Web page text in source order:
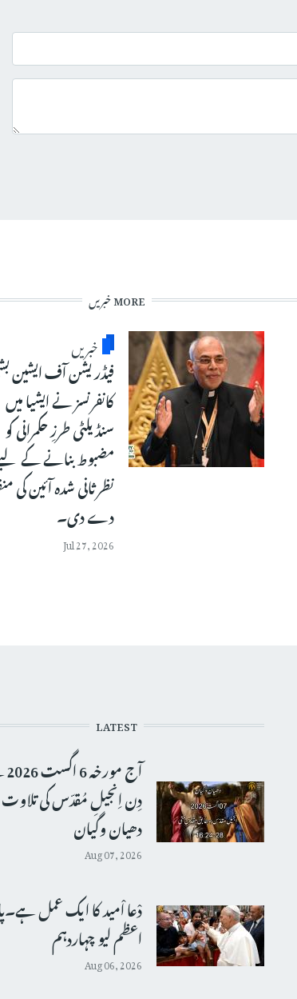
MORE خبریں
خبریں
فیڈریشن آف ایشین
کانفرنسز نے ایشیا میں
سنڈیلٹی طرزِ حکمرانی کو
مضبوط بنانے کے
نظرثانی شدہ آئین کی
دے دی۔
Jul 27, 2026
LATEST
آج
دِن اِنجیلِ مُقدّس کی
دھیان وگیان
Aug 07, 2026
دْعا اْمید کا ایک عمل
اعظم لیو چہاردہم
Aug 06, 2026